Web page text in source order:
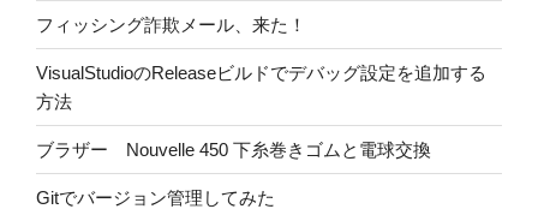
フィッシング詐欺メール、来た！
VisualStudioのReleaseビルドでデバッグ設定を追加する
方法
ブラザー Nouvelle 450 下糸巻きゴムと電球交換
Gitでバージョン管理してみた